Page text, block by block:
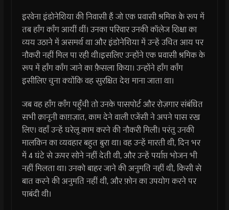
इरवेना इंडोनेशिया की निवासी हैं जो एक प्रवासी श्रमिक के रूप में
तब हाँग काँग आयीं थीं। उनका परिवार उनकी कॉलेज शिक्षा का
व्यय उठाने में असमर्थ था और इंडोनेशिया में उन्हें उचित आय पर
नौकरी नहीं मिल पा रही थी।इसलिए उन्होंने एक प्रवासी श्रमिक के
रूप में हाँग काँग जाने का फ़ैसला किया। उन्होंने हाँग काँग
इसीलिए चुना क्योंकि वह सुरक्षित देश माना जाता था।
जब वह हाँग काँग पहुँची तो उनके पासपोर्ट और रोज़गार संबंधित
सभी क़ानूनी काग़ज़ात, काम देने वाली एजेंसी ने अपने पास रख
लिए। वहाँ उन्हें घरेलू काम करने की नौकरी मिली। परंतु उनकी
मालकिन का व्यवहार बहुत बुरा था। वह उन्हें मारती थी, दिन भर
में 4 घंटे से ऊपर सोने नहीं देती थी, और उन्हें पर्याप्त भोजन भी
नहीं मिलता था। उनको बाहर जाने की अनुमति नहीं थी, किसी से
बात करने की अनुमति नहीं थी, और फ़ोन का उपयोग करने पर
पाबंदी थी।